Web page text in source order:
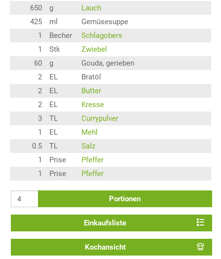
650
g
Lauch
425
ml
Gemüsesuppe
1
Becher
Schlagobers
1
Stk
Zwiebel
60
g
Gouda, gerieben
2
EL
Bratöl
2
EL
Butter
2
EL
Kresse
3
TL
Currypulver
1
EL
Mehl
0.5
TL
Salz
1
Prise
Pfeffer
1
Prise Pfeffer
Portionen
Einkaufsliste
Kochansicht